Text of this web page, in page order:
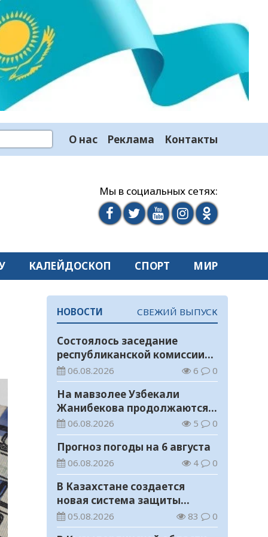
О нас Реклама Контакты
Мы в социальных сетях:
КАЛЕЙДОСКОП СПОРТ МИР
НОВОСТИ СВЕЖИЙ ВЫПУСК
Состоялось заседание
республиканской комиссии
по присуждению
образовательных грантов
06.08.2026 6 0
На мавзолее Узбекали
Жанибекова продолжаются
реставрационные работы
06.08.2026 5 0
Прогноз погоды на 6 августа
06.08.2026 4 0
В Казахстане создается
новая система защиты
средств ОСМС от
необоснованных выплат
05.08.2026 83 0